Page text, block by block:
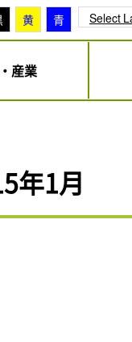
黄 青 Select
産業
年1月